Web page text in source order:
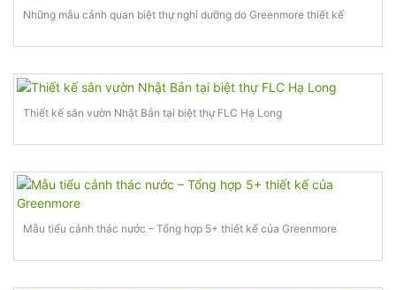
Những mẫu cảnh quan biệt thự nghỉ dưỡng do Greenmore thiết kế
Thiết kế sân vườn Nhật Bản tại biệt thự FLC Hạ Long
Mẫu tiểu cảnh thác nước – Tổng hợp 5+ thiết kế của Greenmore